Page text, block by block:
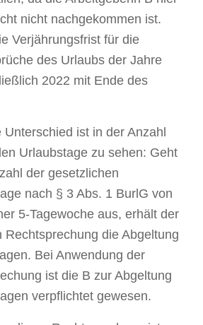
nicht nachgekommen ist.
Verjährungsfrist für die
des Urlaubs der Jahre
2022 mit Ende des
ist in der Anzahl
Urlaubstage zu sehen: Geht
der gesetzlichen
nach § 3 Abs. 1 BurlG von
5-Tagewoche aus, erhält der
Rechtsprechung die Abgeltung
Bei Anwendung der
ist die B zur Abgeltung
verpflichtet gewesen.